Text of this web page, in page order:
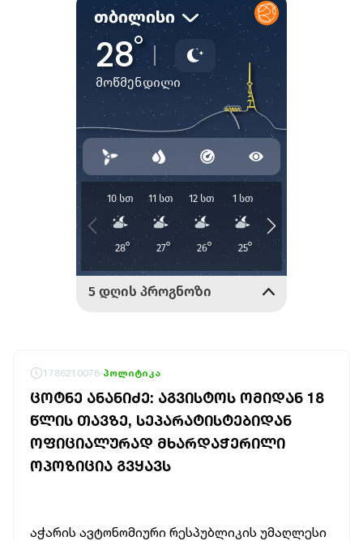
1786210078 პოლიტიკა
ᲪᲝᲢᲜᲔ ᲐᲜᲐᲜᲘᲫᲔ: ᲐᲒᲕᲘᲡᲢᲝᲡ ᲝᲛᲘᲓᲐᲜ 18
ᲬᲚᲘᲡ ᲗᲐᲕᲖᲔ, ᲡᲔᲞᲐᲠᲐᲢᲘᲡᲢᲔᲑᲘᲓᲐᲜ
ᲝᲤᲘᲪᲘᲐᲚᲣᲠᲐᲓ ᲛᲮᲐᲠᲓᲐᲭᲔᲠᲘᲚᲘ
ᲝᲞᲝᲖᲘᲪᲘᲐ ᲒᲕᲧᲐᲕᲡ
აჭარის ავტონომიური რესპუბლიკის უმაღლესი